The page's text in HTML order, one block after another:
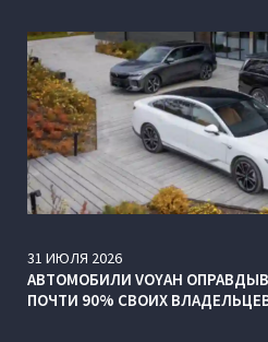
31 ИЮЛЯ 2026
АВТОМОБИЛИ VOYAH
ПОЧТИ 90% СВОИХ